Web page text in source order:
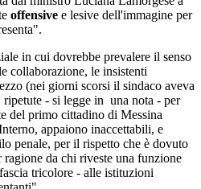
offensive e lesive dell'immagine per
in cui dovrebbe prevalere il senso
collaborazione, le insistenti
(nei giorni scorsi il sindaco aveva
- si legge in una nota - per
del primo cittadino di Messina
appaiono inaccettabili, e
penale, per il rispetto che è dovuto
da chi riveste una funzione
tricolore - alle istituzioni